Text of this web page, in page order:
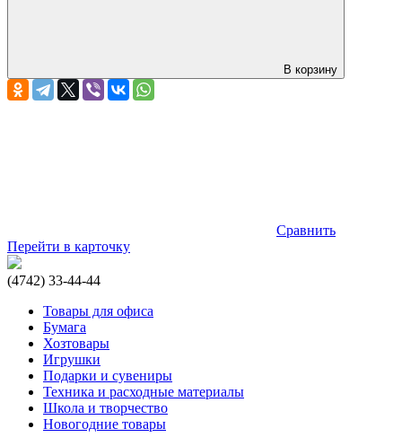
В корзину
Сравнить
Перейти в карточку
(4742) 33-44-44
Товары для офиса
Бумага
Хозтовары
Игрушки
Подарки и сувениры
Техника и расходные материалы
Школа и творчество
Новогодние товары